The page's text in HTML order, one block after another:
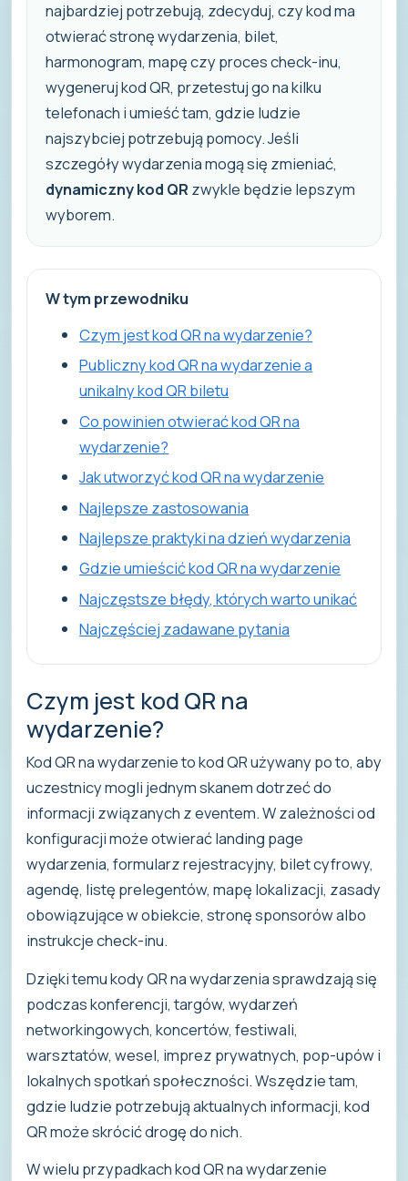
najbardziej potrzebują, zdecyduj, czy kod ma
otwierać stronę wydarzenia, bilet,
harmonogram, mapę czy proces check-inu,
wygeneruj kod QR, przetestuj go na kilku
telefonach i umieść tam, gdzie ludzie
najszybciej potrzebują pomocy. Jeśli
szczegóły wydarzenia mogą się zmieniać,
dynamiczny kod QR zwykle będzie lepszym
wyborem.
W tym przewodniku
Czym jest kod QR na wydarzenie?
Publiczny kod QR na wydarzenie a
unikalny kod QR biletu
Co powinien otwierać kod QR na
wydarzenie?
Jak utworzyć kod QR na wydarzenie
Najlepsze zastosowania
Najlepsze praktyki na dzień wydarzenia
Gdzie umieścić kod QR na wydarzenie
Najczęstsze błędy, których warto unikać
Najczęściej zadawane pytania
Czym jest kod QR na
wydarzenie?
Kod QR na wydarzenie to kod QR używany po to, aby
uczestnicy mogli jednym skanem dotrzeć do
informacji związanych z eventem. W zależności od
konfiguracji może otwierać landing page
wydarzenia, formularz rejestracyjny, bilet cyfrowy,
agendę, listę prelegentów, mapę lokalizacji, zasady
obowiązujące w obiekcie, stronę sponsorów albo
instrukcje check-inu.
Dzięki temu kody QR na wydarzenia sprawdzają się
podczas konferencji, targów, wydarzeń
networkingowych, koncertów, festiwali,
warsztatów, wesel, imprez prywatnych, pop-upów i
lokalnych spotkań społeczności. Wszędzie tam,
gdzie ludzie potrzebują aktualnych informacji, kod
QR może skrócić drogę do nich.
W wielu przypadkach kod QR na wydarzenie